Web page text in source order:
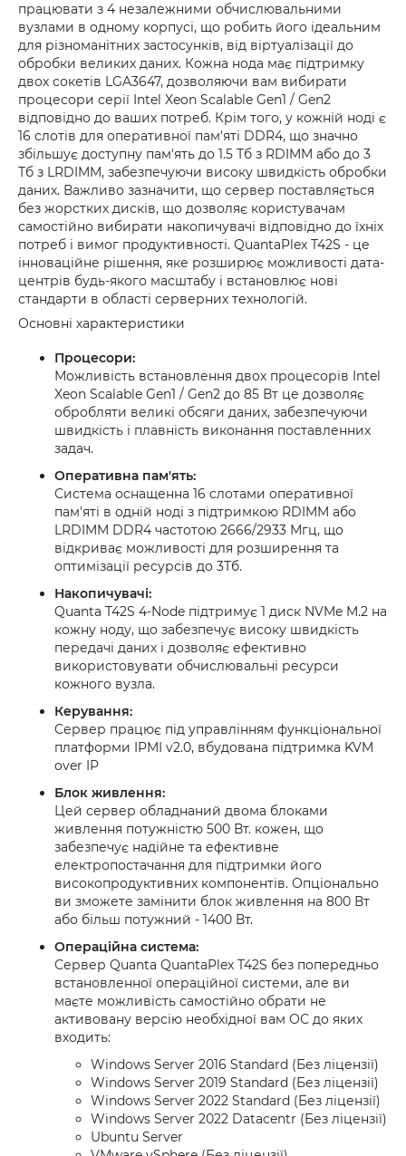
працювати з 4 незалежними обчислювальними
вузлами в одному корпусі, що робить його ідеальним
для різноманітних застосунків, від віртуалізації до
обробки великих даних. Кожна нода має підтримку
двох сокетів LGA3647, дозволяючи вам вибирати
процесори серії Intel Xeon Scalable Gen1 / Gen2
відповідно до ваших потреб. Крім того, у кожній ноді є
16 слотів для оперативної пам'яті DDR4, що значно
збільшує доступну пам'ять до 1.5 Тб з RDIMM або до 3
Тб з LRDIMM, забезпечуючи високу швидкість обробки
даних. Важливо зазначити, що сервер поставляється
без жорстких дисків, що дозволяє користувачам
самостійно вибирати накопичувачі відповідно до їхніх
потреб і вимог продуктивності. QuantaPlex T42S - це
інноваційне рішення, яке розширює можливості дата-
центрів будь-якого масштабу і встановлює нові
стандарти в області серверних технологій.
Основні характеристики
Процесори:
Можливість встановлення двох процесорів Intel
Xeon Scalable Gen1 / Gen2 до 85 Вт це дозволяє
обробляти великі обсяги даних, забезпечуючи
швидкість і плавність виконання поставленних
задач.
Оперативна пам'ять:
Система оснащенна 16 слотами оперативної
пам'яті в одній ноді з підтримкою RDIMM або
LRDIMM DDR4 частотою 2666/2933 Мгц, що
відкриває можливості для розширення та
оптимізації ресурсів до 3Тб.
Накопичувачі:
Quanta T42S 4-Node підтримує 1 диск NVMe M.2 на
кожну ноду, що забезпечує високу швидкість
передачі даних і дозволяє ефективно
використовувати обчислювальні ресурси
кожного вузла.
Керування:
Сервер працює під управлінням функціональної
платформи IPMI v2.0, вбудована підтримка KVM
over IP
Блок живлення:
Цей сервер обладнаний двома блоками
живлення потужністю 500 Вт. кожен, що
забезпечує надійне та ефективне
електропостачання для підтримки його
високопродуктивних компонентів. Опціонально
ви зможете замінити блок живлення на 800 Вт
або більш потужний - 1400 Вт.
Операційна система:
Сервер Quanta QuantaPlex T42S без попередньо
встановленної операційної системи, але ви
маєте можливість самостійно обрати не
активовану версію необхідної вам ОС до яких
входить:
Windows Server 2016 Standard (Без ліцензії)
Windows Server 2019 Standard (Без ліцензії)
Windows Server 2022 Standard (Без ліцензії)
Windows Server 2022 Datacentr (Без ліцензії)
Ubuntu Server